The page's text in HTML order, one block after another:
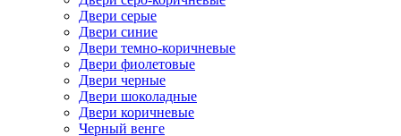
Двери серые
Двери синие
Двери темно-коричневые
Двери фиолетовые
Двери черные
Двери шоколадные
Двери коричневые
Черный венге